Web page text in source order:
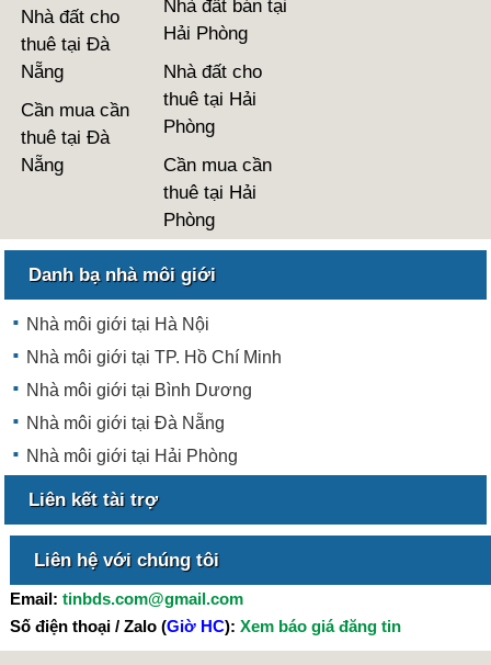
Nhà đất cho
thuê tại Đà
Nẵng
Cần mua cần
thuê tại Đà
Nẵng
Nhà đất bán tại
Hải Phòng
Nhà đất cho
thuê tại Hải
Phòng
Cần mua cần
thuê tại Hải
Phòng
Danh bạ nhà môi giới
Nhà môi giới tại Hà Nội
Nhà môi giới tại TP. Hồ Chí Minh
Nhà môi giới tại Bình Dương
Nhà môi giới tại Đà Nẵng
Nhà môi giới tại Hải Phòng
Liên kết tài trợ
Liên hệ với chúng tôi
Email: tinbds.com@gmail.com
Số điện thoại / Zalo (Giờ HC): Xem báo giá đăng tin